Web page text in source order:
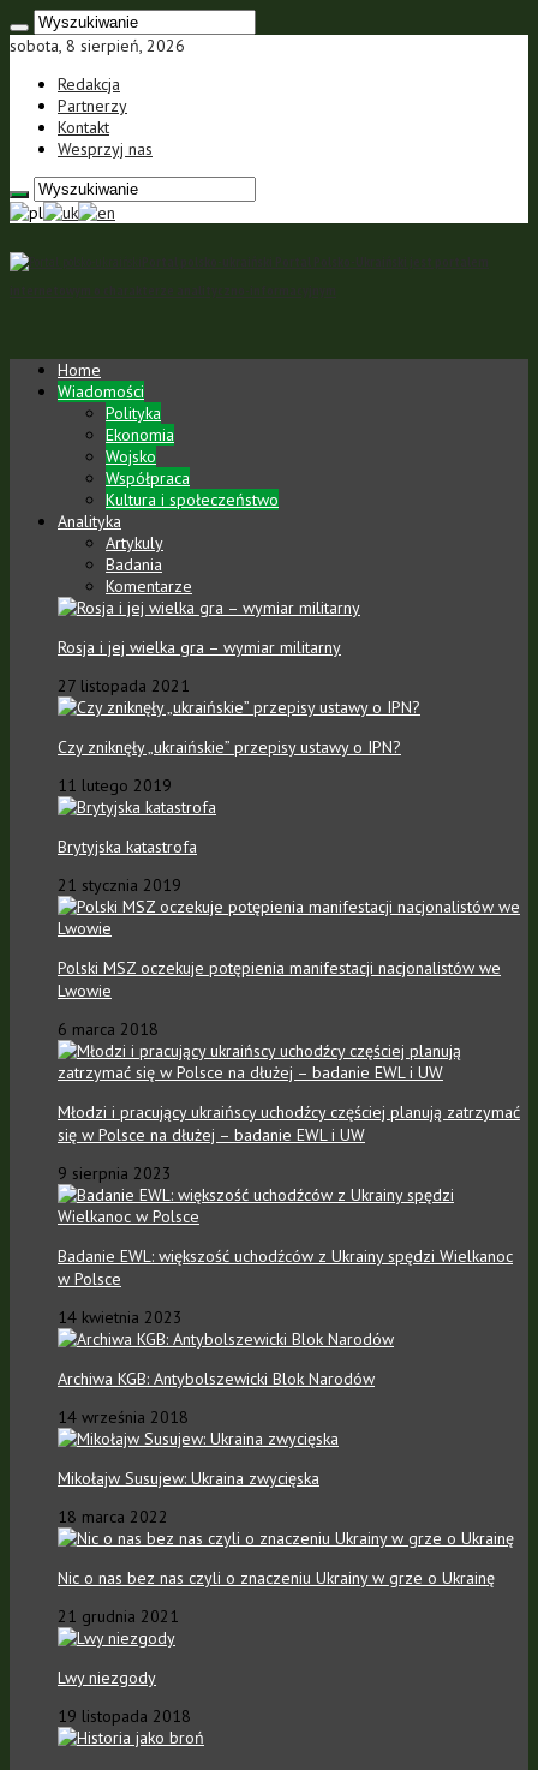
sobota, 8 sierpień, 2026
Redakcja
Partnerzy
Kontakt
Wesprzyj nas
Home
Wiadomości
Polityka
Ekonomia
Wojsko
Współpraca
Kultura i społeczeństwo
Analityka
Artykuly
Badania
Komentarze
Rosja i jej wielka gra – wymiar militarny
27 listopada 2021
Czy zniknęły „ukraińskie” przepisy ustawy o IPN?
11 lutego 2019
Brytyjska katastrofa
21 stycznia 2019
Polski MSZ oczekuje potępienia manifestacji nacjonalistów we
Lwowie
6 marca 2018
Młodzi i pracujący ukraińscy uchodźcy częściej planują zatrzymać
się w Polsce na dłużej – badanie EWL i UW
9 sierpnia 2023
Badanie EWL: większość uchodźców z Ukrainy spędzi Wielkanoc
w Polsce
14 kwietnia 2023
Archiwa KGB: Antybolszewicki Blok Narodów
14 września 2018
Mikołajw Susujew: Ukraina zwycięska
18 marca 2022
Nic o nas bez nas czyli o znaczeniu Ukrainy w grze o Ukrainę
21 grudnia 2021
Lwy niezgody
19 listopada 2018